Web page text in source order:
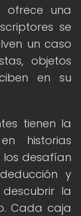
ofrece una
se
un caso
objetos
en su
tienen la
historias
los desafían
y
la
Cada caja